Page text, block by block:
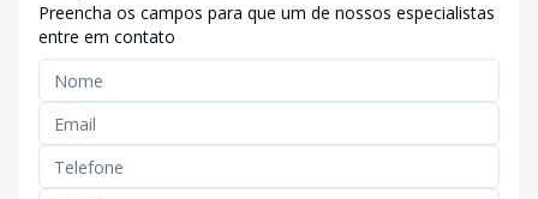
Preencha os campos para que um de nossos especialistas
entre em contato